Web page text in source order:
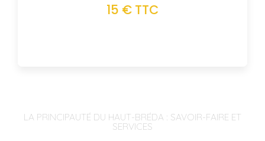
15 € TTC
LA PRINCIPAUTÉ DU HAUT-BRÉDA : SAVOIR-FAIRE ET
SERVICES